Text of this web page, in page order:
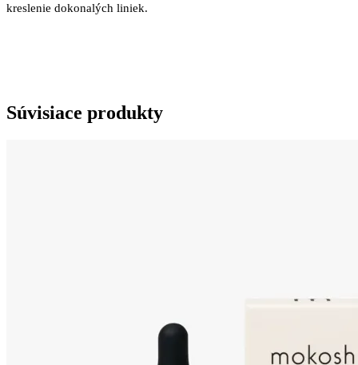
kreslenie dokonalých liniek.
Súvisiace produkty